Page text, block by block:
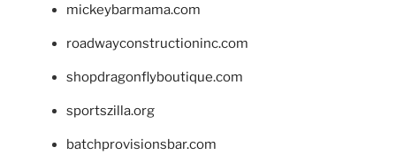
mickeybarmama.com
roadwayconstructioninc.com
shopdragonflyboutique.com
sportszilla.org
batchprovisionsbar.com